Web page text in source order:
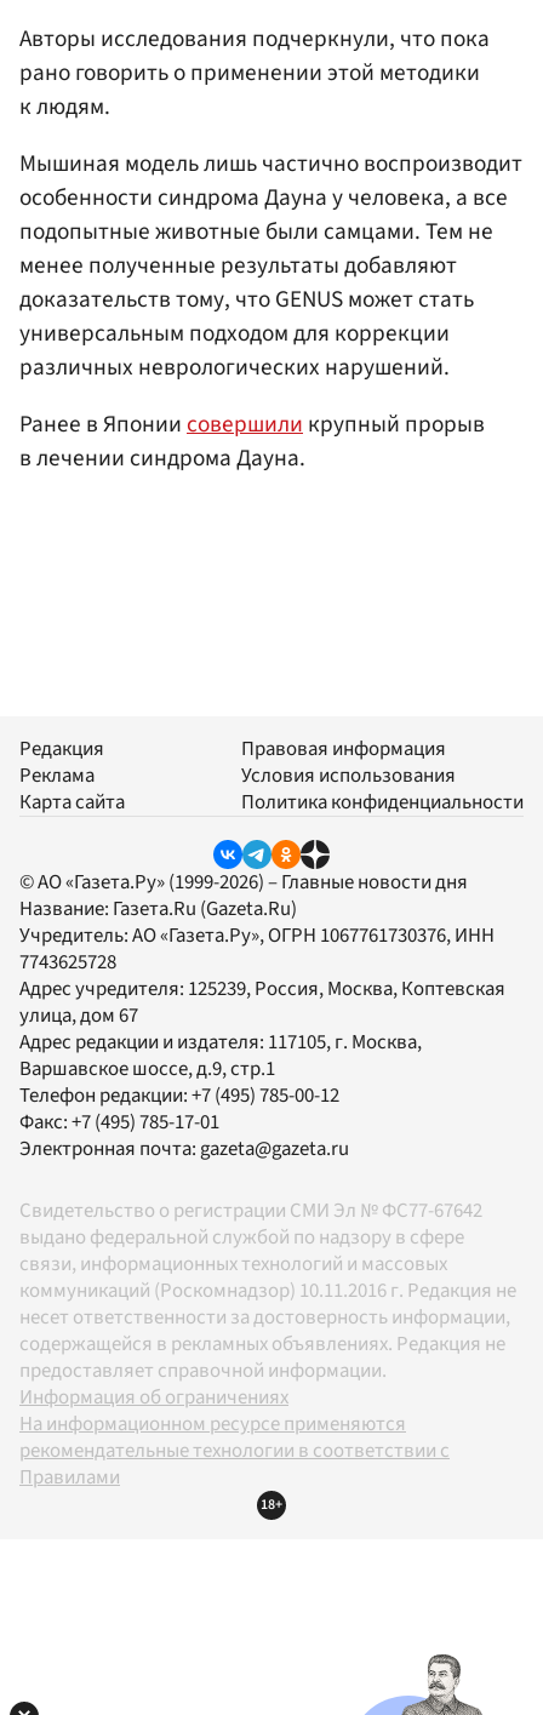
Авторы исследования подчеркнули, что пока
рано говорить о применении этой методики
к людям.
Мышиная модель лишь частично воспроизводит
особенности синдрома Дауна у человека, а все
подопытные животные были самцами. Тем не
менее полученные результаты добавляют
доказательств тому, что GENUS может стать
универсальным подходом для коррекции
различных неврологических нарушений.
Ранее в Япониисовершиликрупный прорыв
в лечении синдрома Дауна.
Редакция
Реклама
Карта сайта
Правовая информация
Условия использования
Политика конфиденциальности
© АО «Газета.Ру» (1999-2026) – Главные новости дня
Название: Газета.Ru (Gazeta.Ru)
Учредитель:АО «Газета.Ру», ОГРН 1067761730376, ИНН
7743625728
Адрес учредителя: 125239, Россия, Москва, Коптевская
улица, дом 67
Адрес редакции и издателя: 117105, г. Москва,
Варшавское шоссе, д.9, стр.1
Телефон редакции:+7 (495) 785-00-12
Факс:+7 (495) 785-17-01
Электронная почта:gazeta@gazeta.ru
Свидетельство о регистрации СМИ Эл № ФС77-67642
выдано федеральной службой по надзору в сфере
связи, информационных технологий и массовых
коммуникаций (Роскомнадзор) 10.11.2016 г. Редакция не
несет ответственности за достоверность информации,
содержащейся в рекламных объявлениях. Редакция не
предоставляет справочной информации.
Информация об ограничениях
На информационном ресурсе применяются
рекомендательные технологии в соответствии с
Правилами
18+